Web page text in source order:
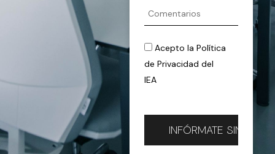
Acepto laPolítica
de Privacidad del
IEA